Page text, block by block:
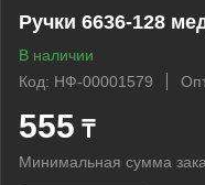
Ручки 6636-128
В наличии
Код: НФ-00001579
555 ₸
Минимальная сумма